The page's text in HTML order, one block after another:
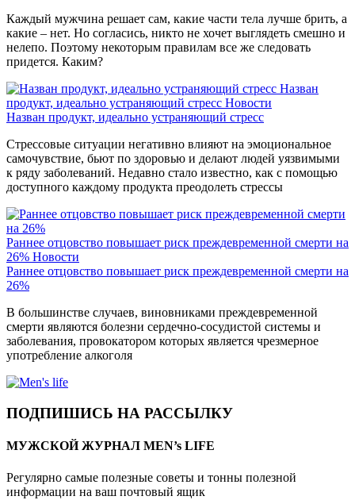
Каждый мужчина решает сам, какие части тела лучше брить, а
какие – нет. Но согласись, никто не хочет выглядеть смешно и
нелепо. Поэтому некоторым правилам все же следовать
придется. Каким?
Назван
продукт, идеально устраняющий стресс Новости
Назван продукт, идеально устраняющий стресс
Стрессовые ситуации негативно влияют на эмоциональное
самочувствие, бьют по здоровью и делают людей уязвимыми
к ряду заболеваний. Недавно стало известно, как с помощью
доступного каждому продукта преодолеть стрессы
Раннее отцовство повышает риск преждевременной смерти на
26% Новости
Раннее отцовство повышает риск преждевременной смерти на
26%
В большинстве случаев, виновниками преждевременной
смерти являются болезни сердечно-сосудистой системы и
заболевания, провокатором которых является чрезмерное
употребление алкоголя
ПОДПИШИСЬ НА РАССЫЛКУ
МУЖСКОЙ ЖУРНАЛ MEN’s LIFE
Регулярно самые полезные советы и тонны полезной
информации на ваш почтовый ящик